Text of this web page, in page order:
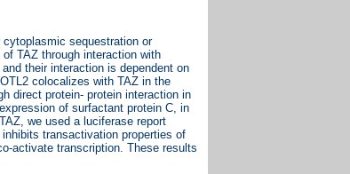
sequestration or
TAZ through interaction with
their interaction is dependent on
colocalizes with TAZ in the
direct protein- protein interaction in
of surfactant protein C, in
we used a luciferase report
transactivation properties of
activate transcription. These results